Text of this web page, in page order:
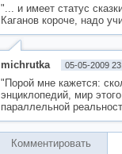
"... и имеет статус
Каганов короче, надо
michrutka 05-05-2009
"Поpой мне кaжeтся:
энциклопeдий, мир
пapaллельной
Комментировать